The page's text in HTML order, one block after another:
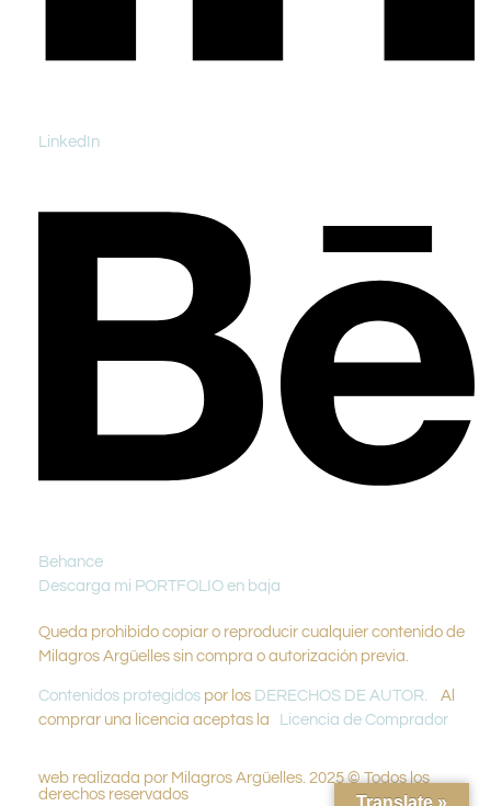
LinkedIn
Behance
Descarga mi PORTFOLIO en baja
Queda prohibido copiar o reproducir cualquier contenido de
Milagros Argüelles sin compra o autorización previa.
Contenidos protegidos por los DERECHOS DE AUTOR. Al
comprar una licencia aceptas la
Licencia de Comprador
web realizada por Milagros Argüelles. 2025 © Todos los
derechos reservados
Translate »